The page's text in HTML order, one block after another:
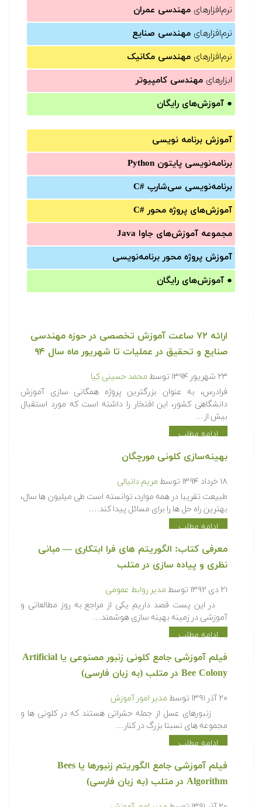
نرم‌افزارهای مهندسی عمران
نرم‌افزارهای مهندسی صنایع
نرم‌افزارهای مهندسی مکانیک
ابزارهای مهندسی کامپیوتر
● آموزش‌های رایگان
آموزش برنامه نویسی
برنامه‌نویسی پایتون Python
برنامه‌‌نویسی سی‌شارپ C#‎
آموزش‌های پروژه محور #C
مجموعه آموزش‌های جاوا Java
آموزش‌ پروژه محور برنامه‌نویسی
● آموزش‌های رایگان
ارائه ۷۲ ساعت آموزش تخصصی در حوزه مهندسی
صنایع و تحقیق در عملیات تا شهریور ماه سال ۹۴
۲۳ شهریور ۱۳۹۴ توسط محمد حسینی کیا
فرادرس، به عنوان بزرگترین پروژه همگانی سازی آموزش
دانشگاهی کشور، این افتخار را داشته است که مورد استقبال
بیش از…
ادامه مطلب
بهینه‌سازی کلونی مورچگان
۱۸ خرداد ۱۳۹۴ توسط مریم دانیالی
طبیعت تقریبا در همه موارد، توانسته است طی میلیون ها سال،
بهترین راه حل ها را برای مسائل پیدا کند….
ادامه مطلب
معرفی کتاب: الگوریتم های فرا ابتکاری — مبانی
نظری و پیاده سازی در متلب
۲۱ دی ۱۳۹۲ توسط مدیر روابط عمومی
در این پست قصد داریم یکی از مراجع به روز مطالعاتی و
آموزشی در زمینه بهینه سازی هوشمند…
ادامه مطلب
فیلم آموزشی جامع کلونی زنبور مصنوعی یا Artificial
Bee Colony در متلب (به زبان فارسی)
۲۰ آذر ۱۳۹۱ توسط مدیر امور آموزش
زنبورهای عسل از جمله حشراتی هستند که در کلونی ها و
مجموعه های نسبتا بزرگ در کنار…
ادامه مطلب
فیلم آموزشی جامع الگوریتم زنبورها یا Bees
Algorithm در متلب (به زبان فارسی)